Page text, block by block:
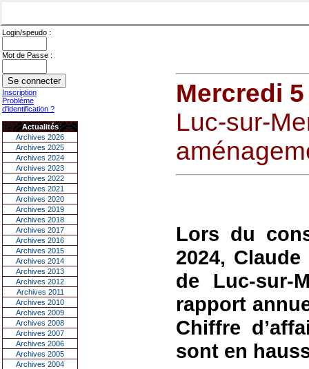
Login/speudo :
Mot de Passe :
Inscription
Problème
d'identification ?
Actualités
Archives 2026
Archives 2025
Archives 2024
Archives 2023
Archives 2022
Archives 2021
Archives 2020
Archives 2019
Archives 2018
Archives 2017
Archives 2016
Archives 2015
Archives 2014
Archives 2013
Archives 2012
Archives 2011
Archives 2010
Archives 2009
Archives 2008
Archives 2007
Archives 2006
Archives 2005
Archives 2004
Mercredi
Luc-sur-
Lors du
2024,
de Luc-sur-
rapport
Chiffre
sont en